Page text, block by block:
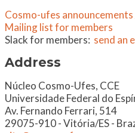
Cosmo-ufes
Mailing list for members
Slack for members: send an
Address
​Núcleo Cosmo-Ufes, CCE
Universidade Federal do
Av. Fernando Ferrari, 514
29075-910 - Vitória/ES -